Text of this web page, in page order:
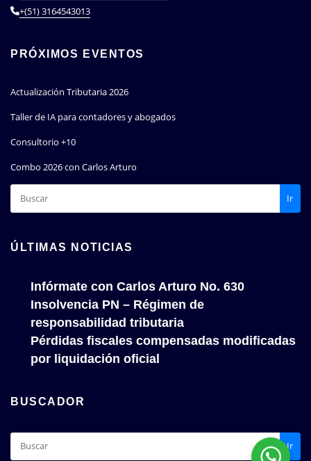
+(51) 3164543013
PRÓXIMOS EVENTOS
Actualización Tributaria 2026
Taller de IA para contadores y abogados
Consultorio +10
Combo 2026 con Carlos Arturo
Ir
ÚLTIMAS NOTICIAS
Infórmate con Carlos Arturo No. 630
Insolvencia PN – Régimen de
responsabilidad tributaria
Pérdidas fiscales compensadas modificadas
por liquidación oficial
BUSCADOR
Ir